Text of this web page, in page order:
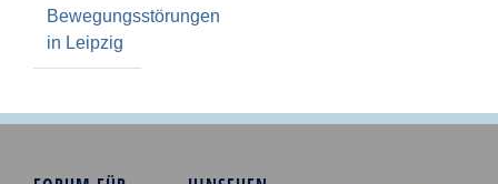
Bewegungsstörungen
in Leipzig